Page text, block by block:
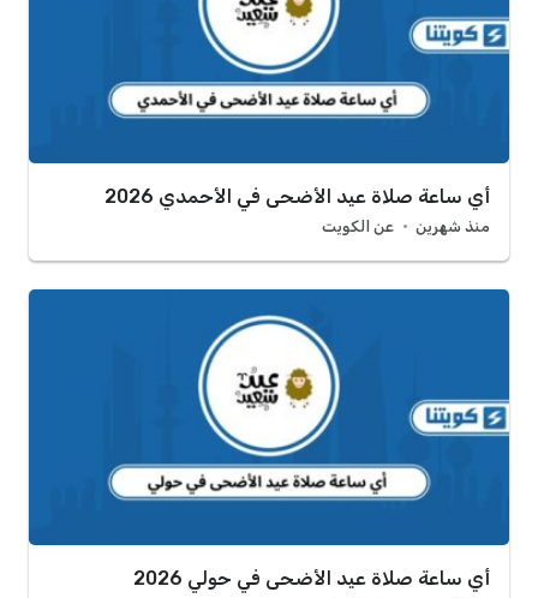
أي ساعة صلاة عيد الأضحى في الأحمدي 2026
منذ شهرين عن الكويت
أي ساعة صلاة عيد الأضحى في حولي 2026